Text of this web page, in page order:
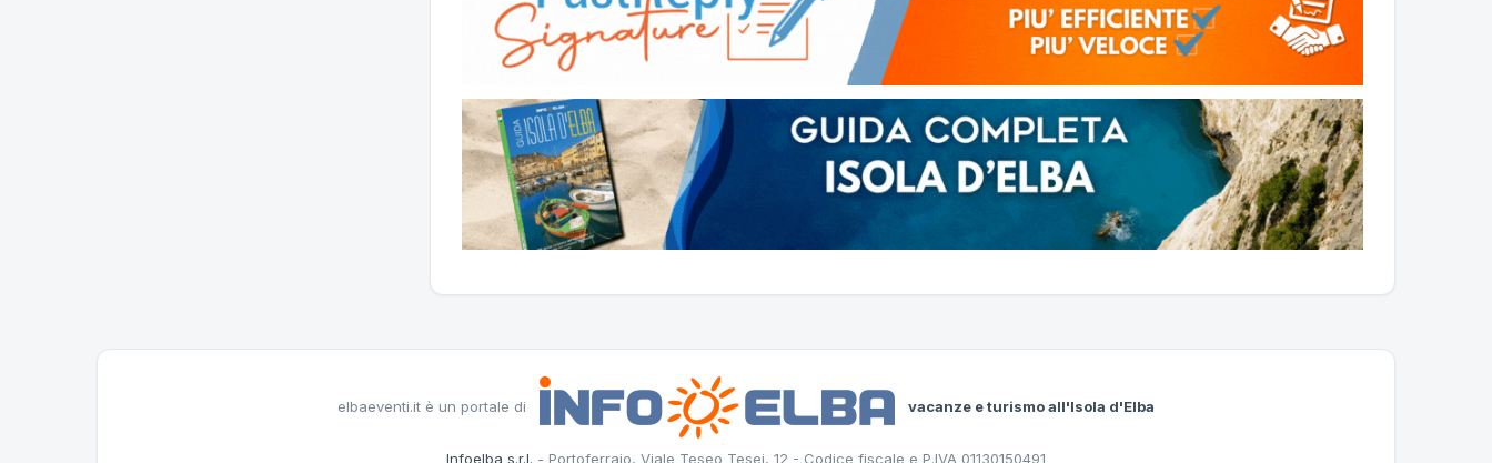
elbaeventi.it è un portale di vacanze e turismo all'Isola d'Elba
Infoelba s.r.l. - Portoferraio, Viale Teseo Tesei, 12 - Codice fiscale e P.IVA 01130150491